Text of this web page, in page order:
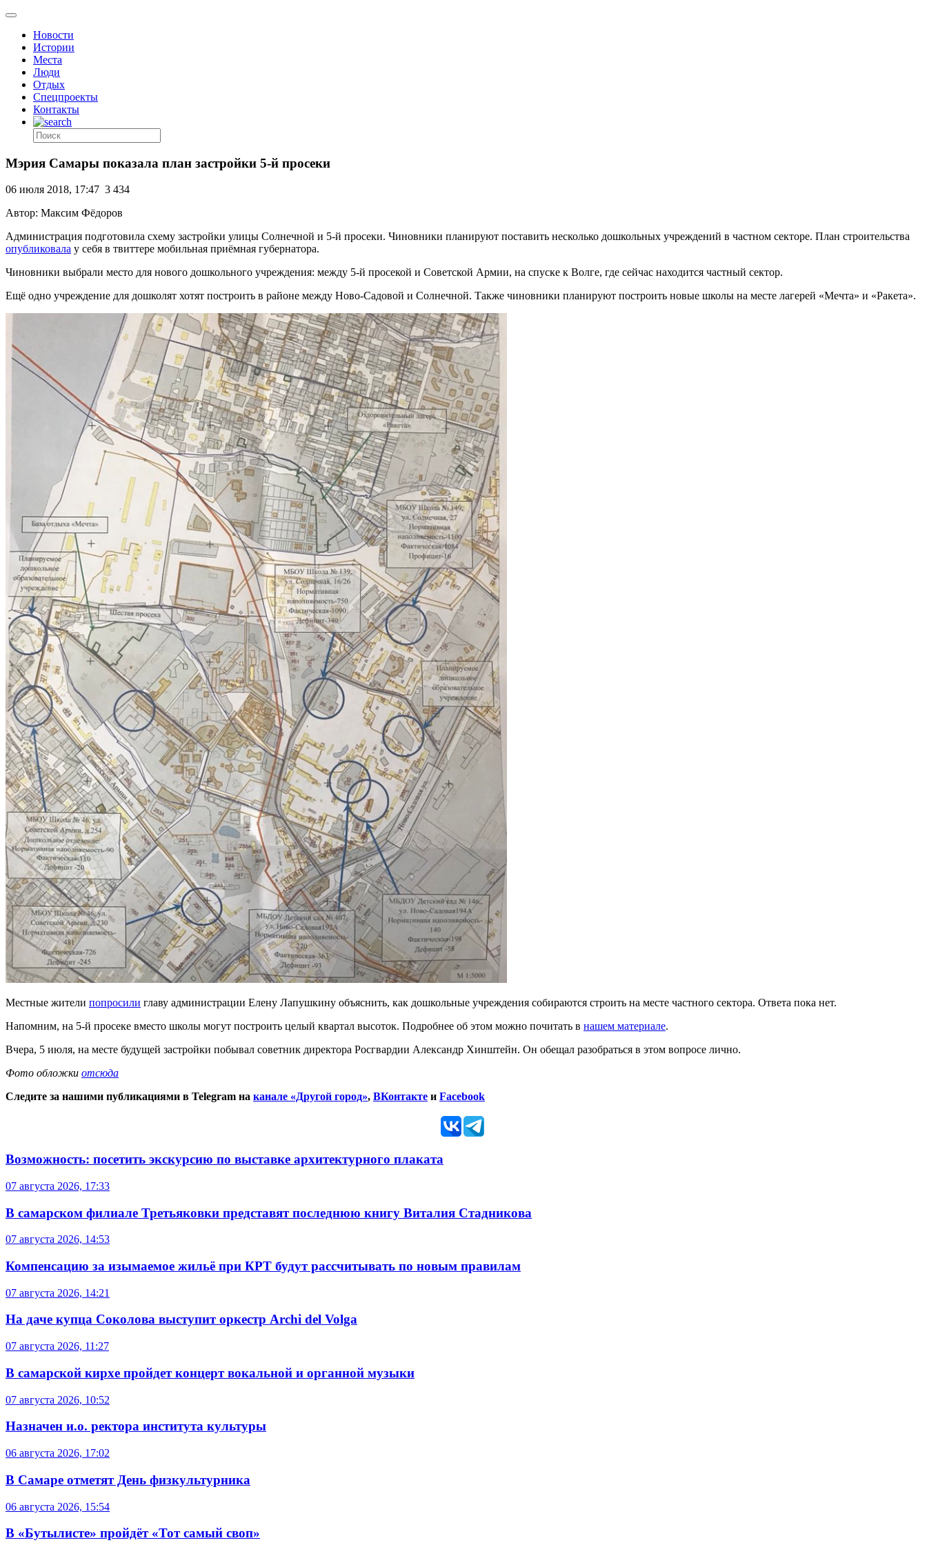
Новости
Истории
Места
Люди
Отдых
Спецпроекты
Контакты
Мэрия Самары показала план застройки 5-й просеки
06 июля 2018, 17:47 3 434
Автор: Максим Фёдоров
Администрация подготовила схему застройки улицы Солнечной и 5-й просеки. Чиновники планируют поставить несколько дошкольных учреждений в частном секторе. План строительства
опубликовала у себя в твиттере мобильная приёмная губернатора.
Чиновники выбрали место для нового дошкольного учреждения: между 5-й просекой и Советской Армии, на спуске к Волге, где сейчас находится частный сектор.
Ещё одно учреждение для дошколят хотят построить в районе между Ново-Садовой и Солнечной. Также чиновники планируют построить новые школы на месте лагерей «Мечта» и «Ракета».
Местные жители попросили главу администрации Елену Лапушкину объяснить, как дошкольные учреждения собираются строить на месте частного сектора. Ответа пока нет.
Напомним, на 5-й просеке вместо школы могут построить целый квартал высоток. Подробнее об этом можно почитать в нашем материале.
Вчера, 5 июля, на месте будущей застройки побывал советник директора Росгвардии Александр Хинштейн. Он обещал разобраться в этом вопросе лично.
Фото обложки отсюда
Следите за нашими публикациями в Telegram на канале «Другой город», ВКонтакте и Facebook
Возможность: посетить экскурсию по выставке архитектурного плаката
07 августа 2026, 17:33
В самарском филиале Третьяковки представят последнюю книгу Виталия Стадникова
07 августа 2026, 14:53
Компенсацию за изымаемое жильё при КРТ будут рассчитывать по новым правилам
07 августа 2026, 14:21
На даче купца Соколова выступит оркестр Archi del Volga
07 августа 2026, 11:27
В самарской кирхе пройдет концерт вокальной и органной музыки
07 августа 2026, 10:52
Назначен и.о. ректора института культуры
06 августа 2026, 17:02
В Самаре отметят День физкультурника
06 августа 2026, 15:54
В «Бутылисте» пройдёт «Тот самый своп»